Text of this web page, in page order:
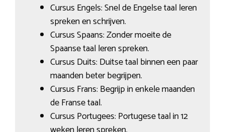
Cursus Engels: Snel de Engelse taal leren
spreken en schrijven.
Cursus Spaans: Zonder moeite de
Spaanse taal leren spreken.
Cursus Duits: Duitse taal binnen een paar
maanden beter begrijpen.
Cursus Frans: Begrijp in enkele maanden
de Franse taal.
Cursus Portugees: Portugese taal in 12